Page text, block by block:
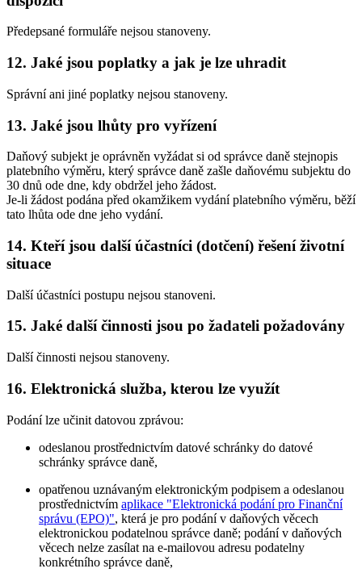
Předepsané formuláře nejsou stanoveny.
12. Jaké jsou poplatky a jak je lze uhradit
Správní ani jiné poplatky nejsou stanoveny.
13. Jaké jsou lhůty pro vyřízení
Daňový subjekt je oprávněn vyžádat si od správce daně stejnopis
platebního výměru, který správce daně zašle daňovému subjektu do
30 dnů ode dne, kdy obdržel jeho žádost.
Je-li žádost podána před okamžikem vydání platebního výměru, běží
tato lhůta ode dne jeho vydání.
14. Kteří jsou další účastníci (dotčení) řešení životní
situace
Další účastníci postupu nejsou stanoveni.
15. Jaké další činnosti jsou po žadateli požadovány
Další činnosti nejsou stanoveny.
16. Elektronická služba, kterou lze využít
Podání lze učinit datovou zprávou:
odeslanou prostřednictvím datové schránky do datové
schránky správce daně,
opatřenou uznávaným elektronickým podpisem a odeslanou
prostřednictvím aplikace "Elektronická podání pro Finanční
správu (EPO)", která je pro podání v daňových věcech
elektronickou podatelnou správce daně; podání v daňových
věcech nelze zasílat na e-mailovou adresu podatelny
konkrétního správce daně,